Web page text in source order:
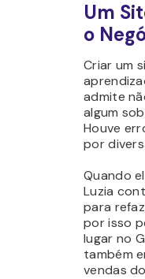
Um
o
Criar um
admite
algum
Houve
por
Quando
Luzia
para
por isso
lugar no
também
vendas